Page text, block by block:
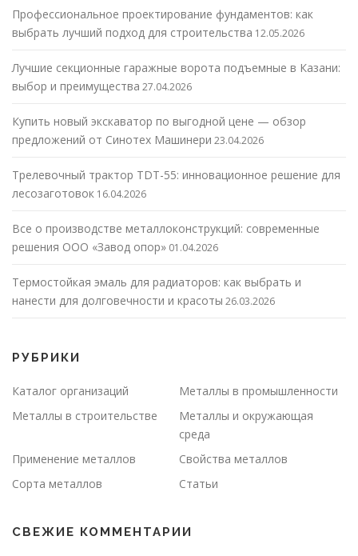
Профессиональное проектирование фундаментов: как
выбрать лучший подход для строительства 12.05.2026
Лучшие секционные гаражные ворота подъемные в Казани:
выбор и преимущества 27.04.2026
Купить новый экскаватор по выгодной цене — обзор
предложений от Синотех Машинери 23.04.2026
Трелевочный трактор TDT-55: инновационное решение для
лесозаготовок 16.04.2026
Все о производстве металлоконструкций: современные
решения ООО «Завод опор» 01.04.2026
Термостойкая эмаль для радиаторов: как выбрать и
нанести для долговечности и красоты 26.03.2026
РУБРИКИ
Каталог организаций
Металлы в промышленности
Металлы в строительстве
Металлы и окружающая
среда
Применение металлов
Свойства металлов
Сорта металлов
Статьи
СВЕЖИЕ КОММЕНТАРИИ